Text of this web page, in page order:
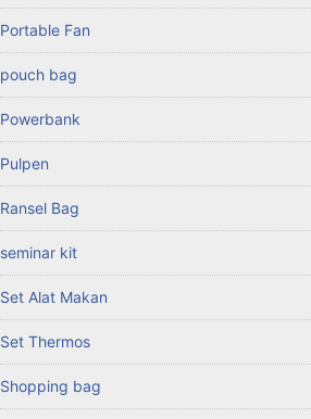
Portable Fan
pouch bag
Powerbank
Pulpen
Ransel Bag
seminar kit
Set Alat Makan
Set Thermos
Shopping bag